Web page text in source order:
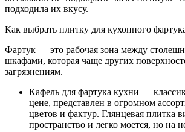
подходила их вкусу.
Как выбрать плитку для кухонного
Фартук — это рабочая зона между
шкафами, которая чаще других
загрязнениям.
Кафель для фартука кухни —
цене, представлен в огромном
цветов и фактур. Глянцевая плитка
пространство и легко моется, но на